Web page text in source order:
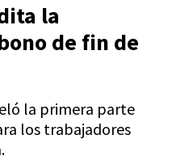
la
de fin de
la primera parte
los trabajadores